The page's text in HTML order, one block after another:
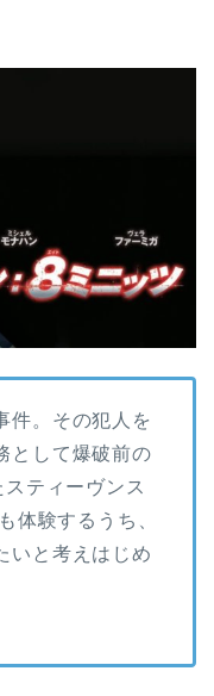
件。その犯人を
として爆破前の
ティーヴンス
体験するうち、
いと考えはじめ